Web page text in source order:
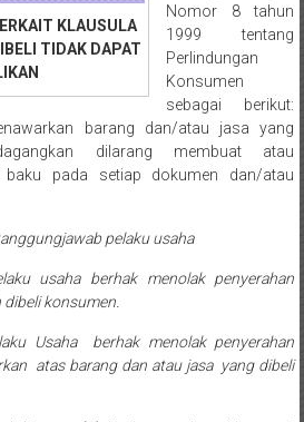
KLAUSULA
TIDAK DAPAT
Nomor 8 tahun
1999 tentang
Perlindungan
Konsumen
sebagai berikut:
barang dan/atau jasa yang
dilarang membuat atau
baku pada setiap dokumen dan/atau
pelaku usaha
usaha berhak menolak penyerahan
konsumen.
Usaha berhak menolak penyerahan
atas barang dan atau jasa yang dibeli